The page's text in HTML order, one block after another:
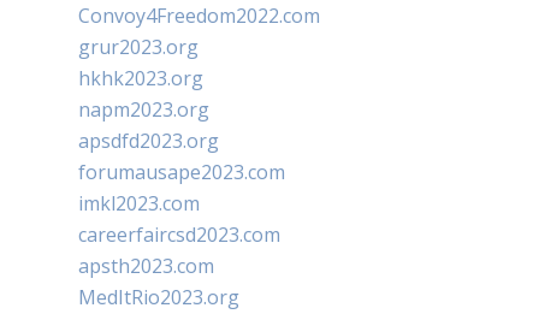
Convoy4Freedom2022.com
grur2023.org
hkhk2023.org
napm2023.org
apsdfd2023.org
forumausape2023.com
imkl2023.com
careerfaircsd2023.com
apsth2023.com
MedItRio2023.org